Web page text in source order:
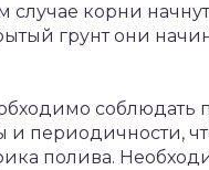
корни
грунт они
соблюдать
периодичности,
полива.